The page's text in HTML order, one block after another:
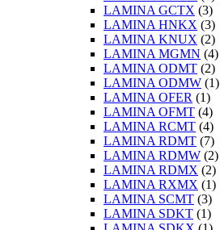
LAMINA GCTX (3)
LAMINA HNKX (3)
LAMINA KNUX (2)
LAMINA MGMN (4)
LAMINA ODMT (2)
LAMINA ODMW (1)
LAMINA OFER (1)
LAMINA OFMT (4)
LAMINA RCMT (4)
LAMINA RDMT (7)
LAMINA RDMW (2)
LAMINA RDMX (2)
LAMINA RXMX (1)
LAMINA SCMT (3)
LAMINA SDKT (1)